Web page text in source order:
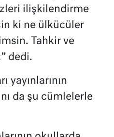
ilişkilendirme
ki ne ülkücüler
Tahkir ve
dedi.
yayınlarının
da şu cümlelerle